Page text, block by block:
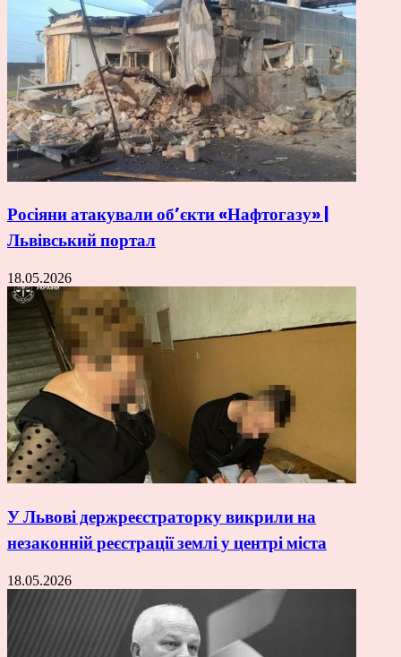
Росіяни атакували об’єкти «Нафтогазу» |
Львівський портал
18.05.2026
У Львові держреєстраторку викрили на
незаконній реєстрації землі у центрі міста
18.05.2026